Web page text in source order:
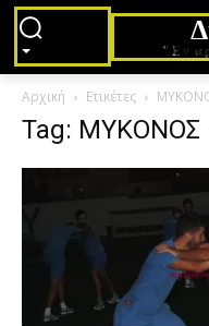
"Εν
Αρχική Ετικέτες
Tag: ΜΥΚΟΝΟΣ